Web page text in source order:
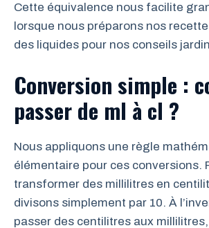
Cette équivalence nous facilite
lorsque nous préparons nos
des liquides pour nos conseils
Conversion simple :
passer de ml à cl ?
Nous appliquons une règle
élémentaire pour ces conversions.
transformer des millilitres en
divisons simplement par 10. À
passer des centilitres aux